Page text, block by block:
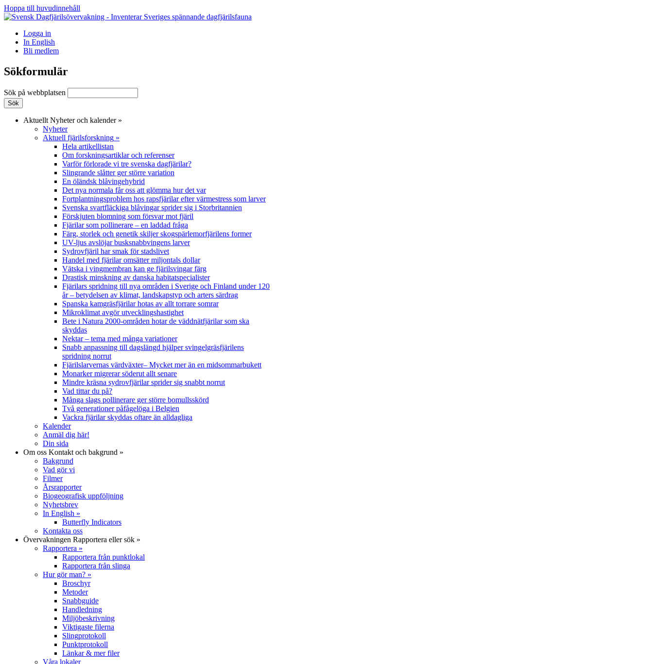
Hoppa till huvudinnehåll
Logga in
In English
Bli medlem
Sökformulär
Sök på webbplatsen
Aktuellt Nyheter och kalender»
Nyheter
Aktuell fjärilsforskning »
Hela artikellistan
Om forskningsartiklar och referenser
Varför förlorade vi tre svenska dagfjärilar?
Slingrande slåtter ger större variation
En öländsk blåvingehybrid
Det nya normala får oss att glömma hur det var
Fortplantningsproblem hos rapsfjärilar efter värmestress som larver
Svenska svartfläckiga blåvingar sprider sig i Storbritannien
Förskjuten blomning som försvar mot fjäril
Fjärilar som pollinerare – en laddad fråga
Färg, storlek och genetik skiljer skogspärlemorfjärilens former
UV-ljus avslöjar busksnabbvingens larver
Sydrovfjäril har smak för stadslivet
Handel med fjärilar omsätter miljontals dollar
Vätska i vingmembran kan ge fjärilsvingar färg
Drastisk minskning av danska habitatspecialister
Fjärilars spridning till nya områden i Sverige och Finland under 120
år– betydelsen av klimat, landskapstyp och arters särdrag
Spanska kamgräsfjärilar hotas av allt torrare somrar
Mikroklimat avgör utvecklingshastighet
Bete i Natura 2000-områden hotar de väddnätfjärilar som ska
skyddas
Nektar – tema med många variationer
Snabb anpassning till dagslängd hjälper svingelgräsfjärilens
spridning norrut
Fjärilslarvernas värdväxter– Mycket mer än en midsommarbukett
Monarker migrerar söderut allt senare
Mindre kräsna sydrovfjärilar sprider sig snabbt norrut
Vad tittar du på?
Många slags pollinerare ger större bomullsskörd
Två generationer påfågelöga i Belgien
Vackra fjärilar skyddas oftare än alldagliga
Kalender
Anmäl dig här!
Din sida
Om oss Kontakt och bakgrund »
Bakgrund
Vad gör vi
Filmer
Årsrapporter
Biogeografisk uppföljning
Nyhetsbrev
In English »
Butterfly Indicators
Kontakta oss
Övervakningen Rapportera eller sök »
Rapportera »
Rapportera från punktlokal
Rapportera från slinga
Hur gör man? »
Broschyr
Metoder
Snabbguide
Handledning
Miljöbeskrivning
Viktigaste filerna
Slingprotokoll
Punktprotokoll
Länkar & mer filer
Våra lokaler